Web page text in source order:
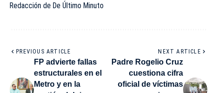
Redacción de De Último Minuto
PREVIOUS ARTICLE
FP advierte fallas
estructurales en el
Metro y en la
NEXT ARTICLE
Padre Rogelio Cruz
cuestiona cifra
oficial de víctimas